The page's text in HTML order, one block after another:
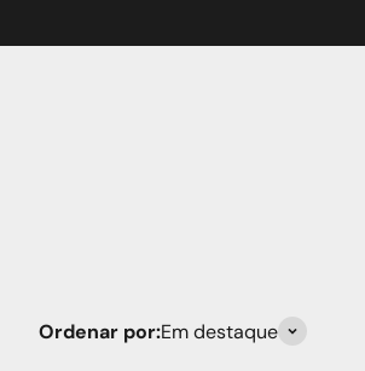
Ordenar por:Em destaque